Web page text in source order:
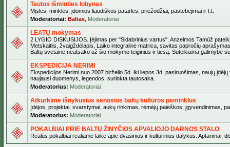
Tautos išminties lobynas
Mįslės, minklės, įdomios liaudiškos patarlės, priežodžiai, pastebėjimai ir t.t.
Moderatoriai: Baltas Moderatoriai
LEATŲ mokymas
2 LYGIO DISKUSIJOS. Įėjimas per "Sidabrinius vartus". Anzelmos Tamūž
Metskaitlis, žvaigždėlapis, Laiko integralinė matrica, savitas papročių
Baltų svetainė neatsako už šio mokymo teiginius ir tiesą. Suteikiama galimybė
EKSPEDICIJA NERIMI
Ekspedicijos Nerimi nuo 2007 birželio 5d. iki liepos 3d. pasiruošimas, naujų
naujausi duomenys, legendos, surinkta tautosaka.
Moderatorius: Moderatoriai
Atkurkime išnykusius senosios baltų kultūros paminklus
Įdėjos, projektai, svarstymai, aukų rinkimas, rėmėjų paieškos, įgyvendinimas,
Moderatorius: Moderatoriai
POKALBIAI PRIE BALTŲ ŽINYČIOS APVALIOJO DARNOS STALO
Realūs pokalbiai realiame laike apie dvasinius ir kultūrinius dalykus. Aptarimai,